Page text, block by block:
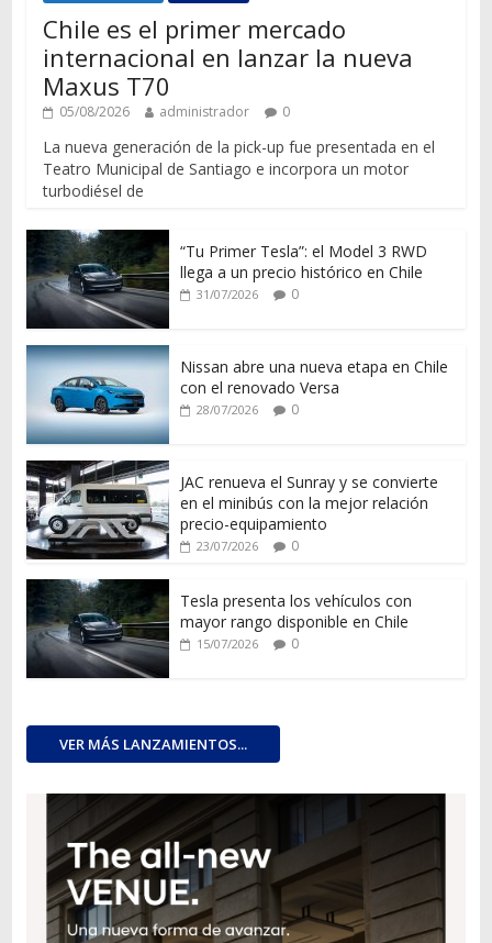
Chile es el primer mercado
internacional en lanzar la nueva
Maxus T70
05/08/2026 administrador 0
La nueva generación de la pick-up fue presentada en el
Teatro Municipal de Santiago e incorpora un motor
turbodiésel de
“Tu Primer Tesla”: el Model 3 RWD
llega a un precio histórico en Chile
31/07/2026 0
Nissan abre una nueva etapa en Chile
con el renovado Versa
28/07/2026 0
JAC renueva el Sunray y se convierte
en el minibús con la mejor relación
precio-equipamiento
23/07/2026 0
Tesla presenta los vehículos con
mayor rango disponible en Chile
15/07/2026 0
VER MÁS LANZAMIENTOS...